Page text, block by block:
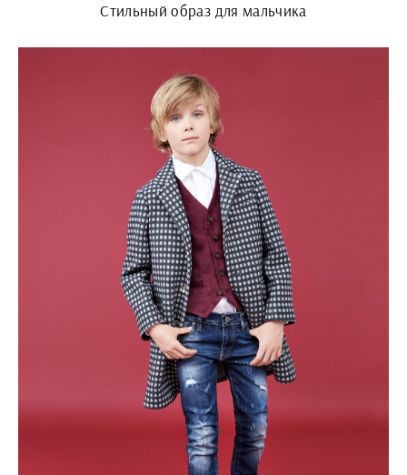
Стильный образ для мальчика